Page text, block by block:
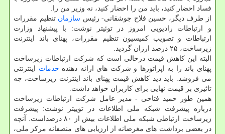
فساد احضار کنید، باید من را احضار کنید، نه وزیر من را.
از طرف دیگر، حسین فلاح جوشقانی- رئیس سازمان تنظیم مقررات
و ارتباطات رادیویی امروز در توئیتر نوشت: با پیشنهاد وزارت
ارتباطات و تصویب کمیسیون تنظیم مقررات، ⁧پهنای باند‬⁩ اینترنت
زیرساخت، ۲۵ درصد ارزان گردید.
البته این کاهش قیمت درحالی است که شرکت ارتباطات زیرساخت
پهنای باند را به اپراتورها و شرکت های ارائه دهنده خدمات اینترنتی
می فروشد. باید دید کاهش قیمت پهنای باند اینترنت زیرساخت، چه
تاثیری بر قیمت نهایی برای کاربران خواهد داشت.
همین طور حمید فتاحی - مدیر عامل شرکت ارتباطات زیرساخت
درباره پیشرفت شبکه ملی اطلاعات در توییتر نوشت: پیشرفت
زیرساخت ارتباطی شبکه ملی اطلاعات بیش از ۸۰ درصداست. آنچه
در بعضی برداشت های مغرضانه از ارزیابی های منصفانه مرکز ملی،